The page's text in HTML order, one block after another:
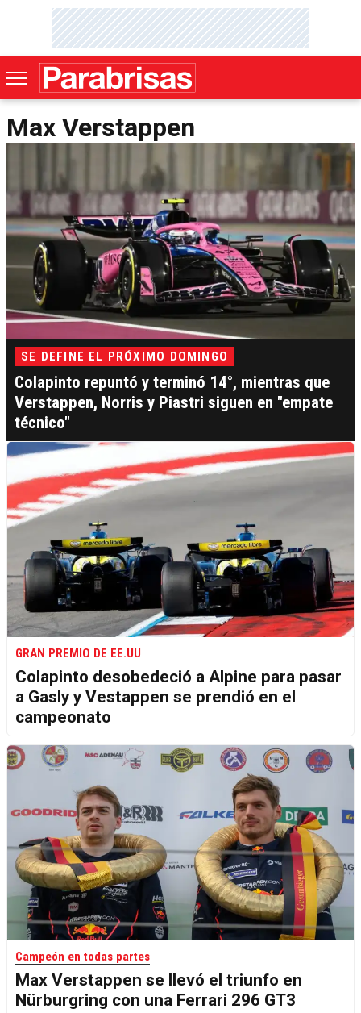
Max Verstappen
SE DEFINE EL PRÓXIMO DOMINGO
Colapinto repuntó y terminó 14°, mientras que
Verstappen, Norris y Piastri siguen en "empate
técnico"
GRAN PREMIO DE EE.UU
Colapinto desobedeció a Alpine para pasar
a Gasly y Vestappen se prendió en el
campeonato
Campeón en todas partes
Max Verstappen se llevó el triunfo en
Nürburgring con una Ferrari 296 GT3